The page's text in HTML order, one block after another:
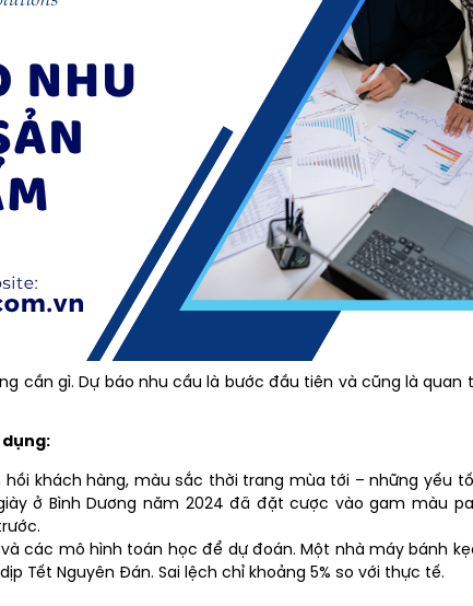
cần gì. Dự báo nhu cầu là bước đầu tiên và cũng là
dụng:
khách hàng, màu sắc thời trang mùa tới – những yếu
ở Bình Dương năm 2024 đã đặt cược vào gam màu
các mô hình toán học để dự đoán. Một nhà máy bánh
Tết Nguyên Đán. Sai lệch chỉ khoảng 5% so với thực tế.